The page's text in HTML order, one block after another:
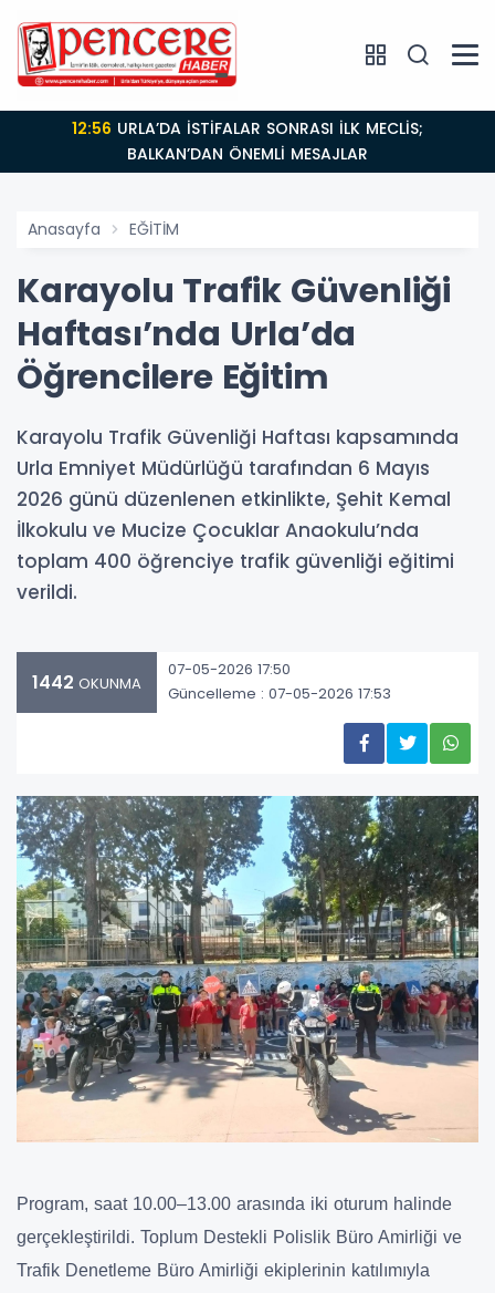
12:56
BALKAN’DAN ÖNEMLİ MESAJLAR
Anasayfa EĞİTİM
Karayolu Trafik Güvenliği
Haftası’nda Urla’da
Öğrencilere Eğitim
Karayolu Trafik Güvenliği Haftası kapsamında
Urla Emniyet Müdürlüğü tarafından 6 Mayıs
2026 günü düzenlenen etkinlikte, Şehit Kemal
İlkokulu ve Mucize Çocuklar Anaokulu’nda
toplam 400 öğrenciye trafik güvenliği eğitimi
verildi.
1442 OKUNMA
07-05-2026 17:50
Güncelleme : 07-05-2026 17:53
Program, saat 10.00–13.00 arasında iki oturum halinde
gerçekleştirildi. Toplum Destekli Polislik Büro Amirliği ve
Trafik Denetleme Büro Amirliği ekiplerinin katılımıyla